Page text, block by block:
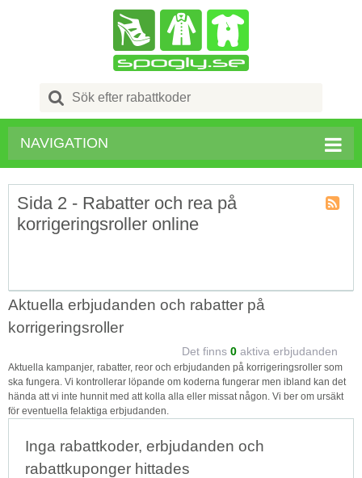
Search
for:
NAVIGATION
Sida 2 - Rabatter och rea på
korrigeringsroller online
Aktuella erbjudanden och rabatter på
korrigeringsroller
Det finns 0 aktiva erbjudanden
Aktuella kampanjer, rabatter, reor och erbjudanden på korrigeringsroller som
ska fungera. Vi kontrollerar löpande om koderna fungerar men ibland kan det
hända att vi inte hunnit med att kolla alla eller missat någon. Vi ber om ursäkt
för eventuella felaktiga erbjudanden.
Inga rabattkoder, erbjudanden och
rabattkuponger hittades